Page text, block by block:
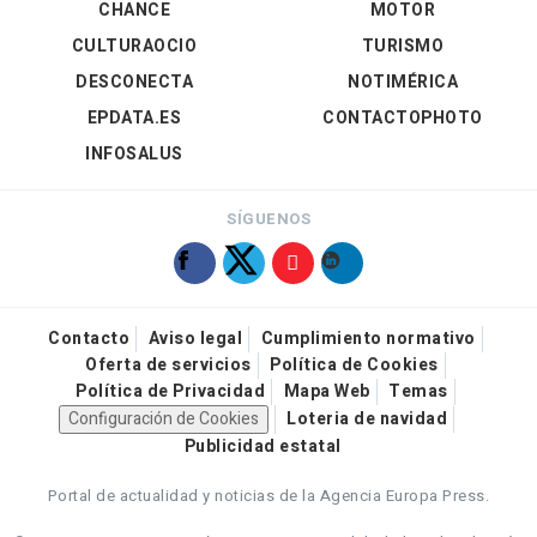
CHANCE
CULTURAOCIO
DESCONECTA
EPDATA.ES
INFOSALUS
MOTOR
TURISMO
NOTIMÉRICA
CONTACTOPHOTO
SÍGUENOS
Contacto Aviso legal
Cumplimiento normativo
Oferta de servicios
Política de Cookies
Política de Privacidad
Mapa Web
Temas
Configuración de Cookies
Loteria de navidad
Publicidad estatal
Portal de actualidad y noticias de la Agencia Europa Press.